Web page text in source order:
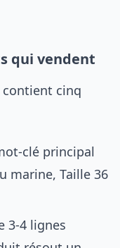
qui vendent
cinq
clé principal
marine, Taille 36
3-4 lignes